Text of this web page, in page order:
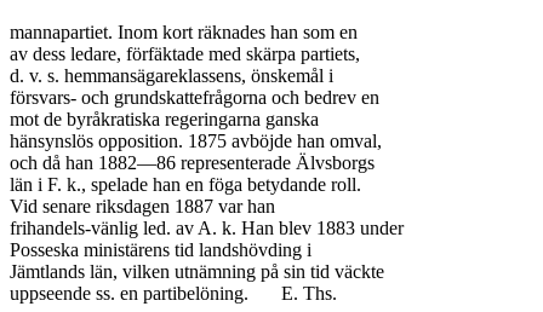
mannapartiet. Inom kort räknades han som en
av dess ledare, förfäktade med skärpa partiets,
d. v. s. hemmansägareklassens, önskemål i
försvars- och grundskattefrågorna och bedrev en
mot de byråkratiska regeringarna ganska
hänsynslös opposition. 1875 avböjde han omval,
och då han 1882—86 representerade Älvsborgs
län i F. k., spelade han en föga betydande roll.
Vid senare riksdagen 1887 var han
frihandels-vänlig led. av A. k. Han blev 1883 under
Posseska ministärens tid landshövding i
Jämtlands län, vilken utnämning på sin tid väckte
uppseende ss. en partibelöning.	E. Ths.